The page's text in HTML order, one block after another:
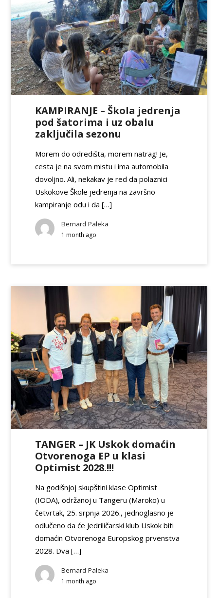
KAMPIRANJE – Škola jedrenja
pod šatorima i uz obalu
zaključila sezonu
Morem do odredišta, morem natrag! Je,
cesta je na svom mistu i ima automobila
dovoljno. Ali, nekakav je red da polaznici
Uskokove Škole jedrenja na završno
kampiranje odu i da […]
Bernard Paleka
1 month ago
TANGER – JK Uskok domaćin
Otvorenoga EP u klasi
Optimist 2028.!!!
Na godišnjoj skupštini klase Optimist
(IODA), održanoj u Tangeru (Maroko) u
četvrtak, 25. srpnja 2026., jednoglasno je
odlučeno da će Jedriličarski klub Uskok biti
domaćin Otvorenoga Europskog prvenstva
2028. Dva […]
Bernard Paleka
1 month ago